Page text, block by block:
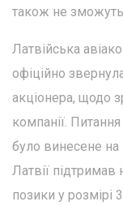
також не зможуть
Латвійська
офіційно
акціонера, щодо
компанії.
було винесене на
Латвії
позики у розмірі